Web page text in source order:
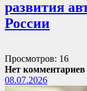
развития
России
Просмотров: 16
Нет комментариев
08.07.2026